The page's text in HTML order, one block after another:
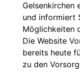
Gelsenkirchen
und informiert
Möglichkeiten
Die Website
bereits heute
zu den